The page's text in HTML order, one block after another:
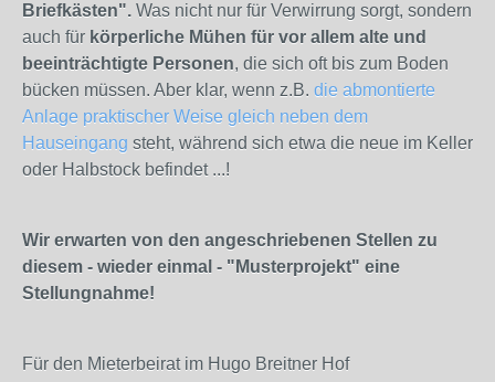
Briefkästen". Was nicht nur für Verwirrung sorgt, sondern
auch für körperliche Mühen für vor allem alte und
beeinträchtigte Personen, die sich oft bis zum Boden
bücken müssen. Aber klar, wenn z.B. die abmontierte
Anlage praktischer Weise gleich neben dem
Hauseingang steht, während sich etwa die neue im Keller
oder Halbstock befindet ...!
Wir erwarten von den angeschriebenen Stellen zu
diesem - wieder einmal - "Musterprojekt" eine
Stellungnahme!
Für den Mieterbeirat im Hugo Breitner Hof